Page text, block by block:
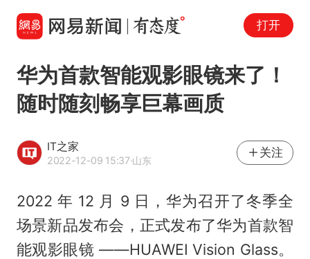
打开
华为首款智能观影眼镜来了！
随时随刻畅享巨幕画质
IT之家
2022-12-09 15:37·山东
关注
2022 年 12 月 9 日，华为召开了冬季全
场景新品发布会，正式发布了华为首款智
能观影眼镜 ——HUAWEI Vision Glass。